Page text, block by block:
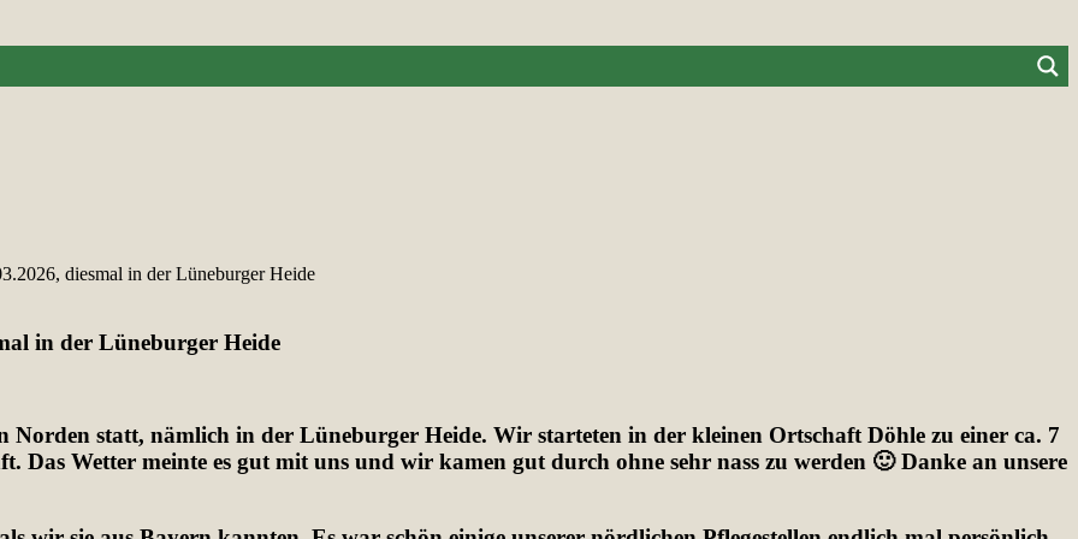
diesmal in der Lüneburger Heide
in der Lüneburger Heide
statt, nämlich in der Lüneburger Heide. Wir starteten in der kleinen Ortschaft Döhle zu einer ca. 7
Das Wetter meinte es gut mit uns und wir kamen gut durch ohne sehr nass zu werden 🙂 Danke an unsere